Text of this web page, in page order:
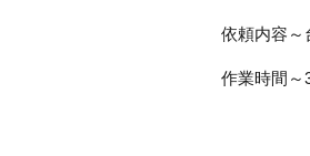
依頼内容～
作業時間～